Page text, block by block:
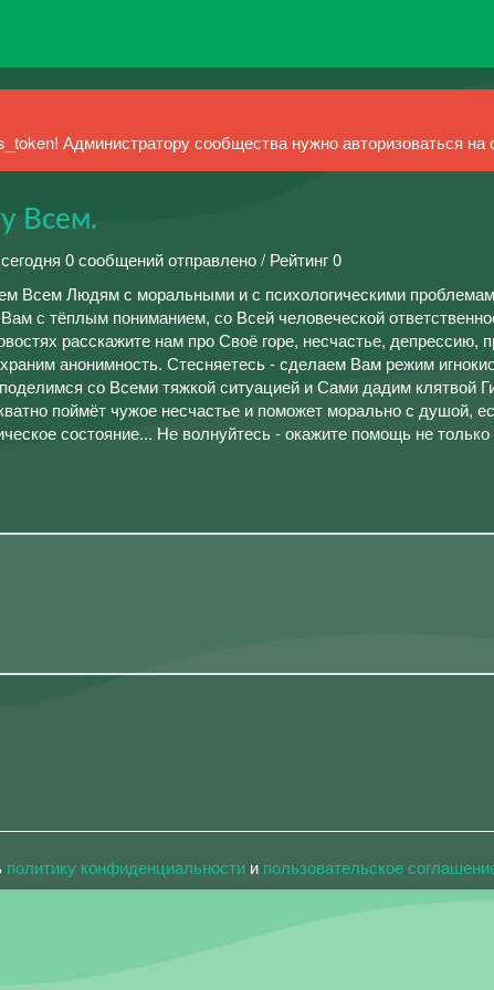
Администратору сообщества нужно авторизоваться на
Всем.
0 сообщений отправлено / Рейтинг 0
Всем Людям с моральными и с психологическими
с тёплым пониманием, со Всей человеческой
расскажите нам про Своё горе, несчастье, депрессию,
анонимность. Стесняетесь - сделаем Вам режим
со Всеми тяжкой ситуацией и Сами дадим клятвой
поймёт чужое несчастье и поможет морально с душой,
состояние... Не волнуйтесь - окажите помощь не
политику конфиденциальности и пользовательское